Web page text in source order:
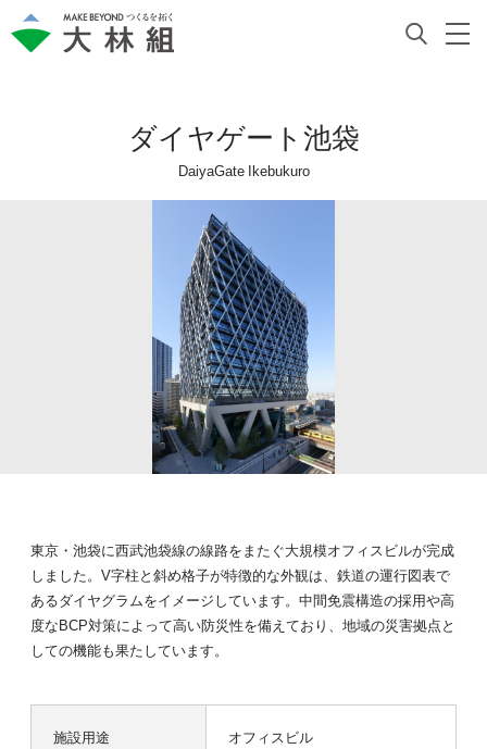
ダイヤゲート池袋
DaiyaGate Ikebukuro
東京・池袋に西武池袋線の線路をまたぐ大規模オフィスビルが完成
しました。V字柱と斜め格子が特徴的な外観は、鉄道の運行図表で
あるダイヤグラムをイメージしています。中間免震構造の採用や高
度なBCP対策によって高い防災性を備えており、地域の災害拠点と
しての機能も果たしています。
施設用途 オフィスビル